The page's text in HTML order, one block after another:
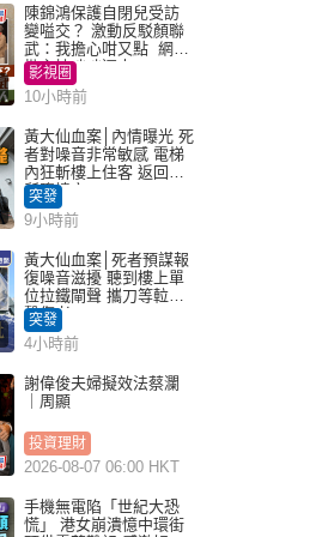
陳錦鴻保護自閉兒受訪
變嗌交？ 激動反駁顏聯
武：我擔心咁又點 網民
批主持咄咄逼人
影視圈
10小時前
黃大仙血案│內情曝光 死
者對噪音非常敏感 電梯
內狂斬樓上住客 返回住
所墮樓亡
突發
9小時前
黃大仙血案│死者預謀報
復噪音滋擾 聽到樓上單
位拉鐵閘聲 攜刀等𨋢伏
擊傷者
突發
4小時前
謝偉俊夫婦擬效法蔡瀾
｜周顯
投資理財
2026-08-07 06:00 HKT
手機無電陷「世紀大恐
慌」 港女崩潰憶中環街